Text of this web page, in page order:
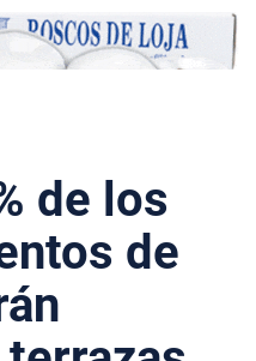
de los
de